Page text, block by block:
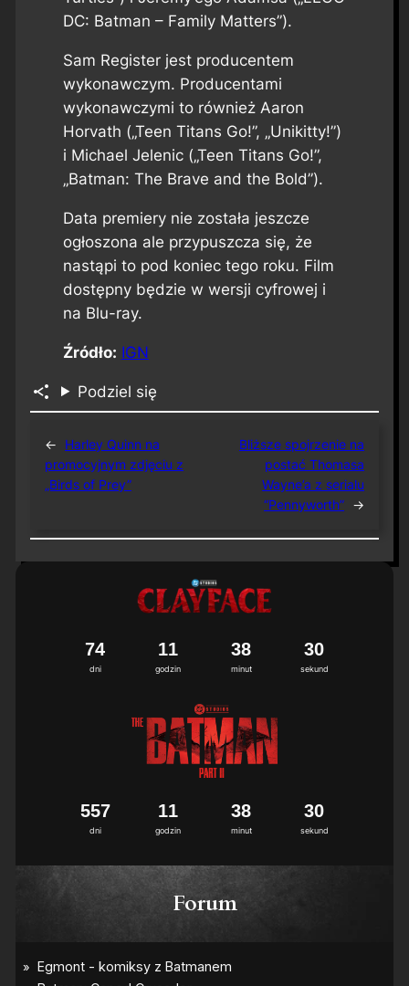
DC: Batman – Family Matters”).
Sam Register jest producentem
wykonawczym. Producentami
wykonawczymi to również Aaron
Horvath („Teen Titans Go!”, „Unikitty!”)
i Michael Jelenic („Teen Titans Go!”,
„Batman: The Brave and the Bold”).
Data premiery nie została jeszcze
ogłoszona ale przypuszcza się, że
nastąpi to pod koniec tego roku. Film
dostępny będzie w wersji cyfrowej i
na Blu-ray.
Źródło: IGN
Podziel się
←
Harley Quinn na
promocyjnym zdjęciu z
„Birds of Prey”
Bliższe spojrzenie na
postać Thomasa
Wayne’a z serialu
“Pennyworth” →
dni
74
godzin
11
minut
38
sekund
30
dni
557
godzin
11
minut
38
sekund
30
Forum